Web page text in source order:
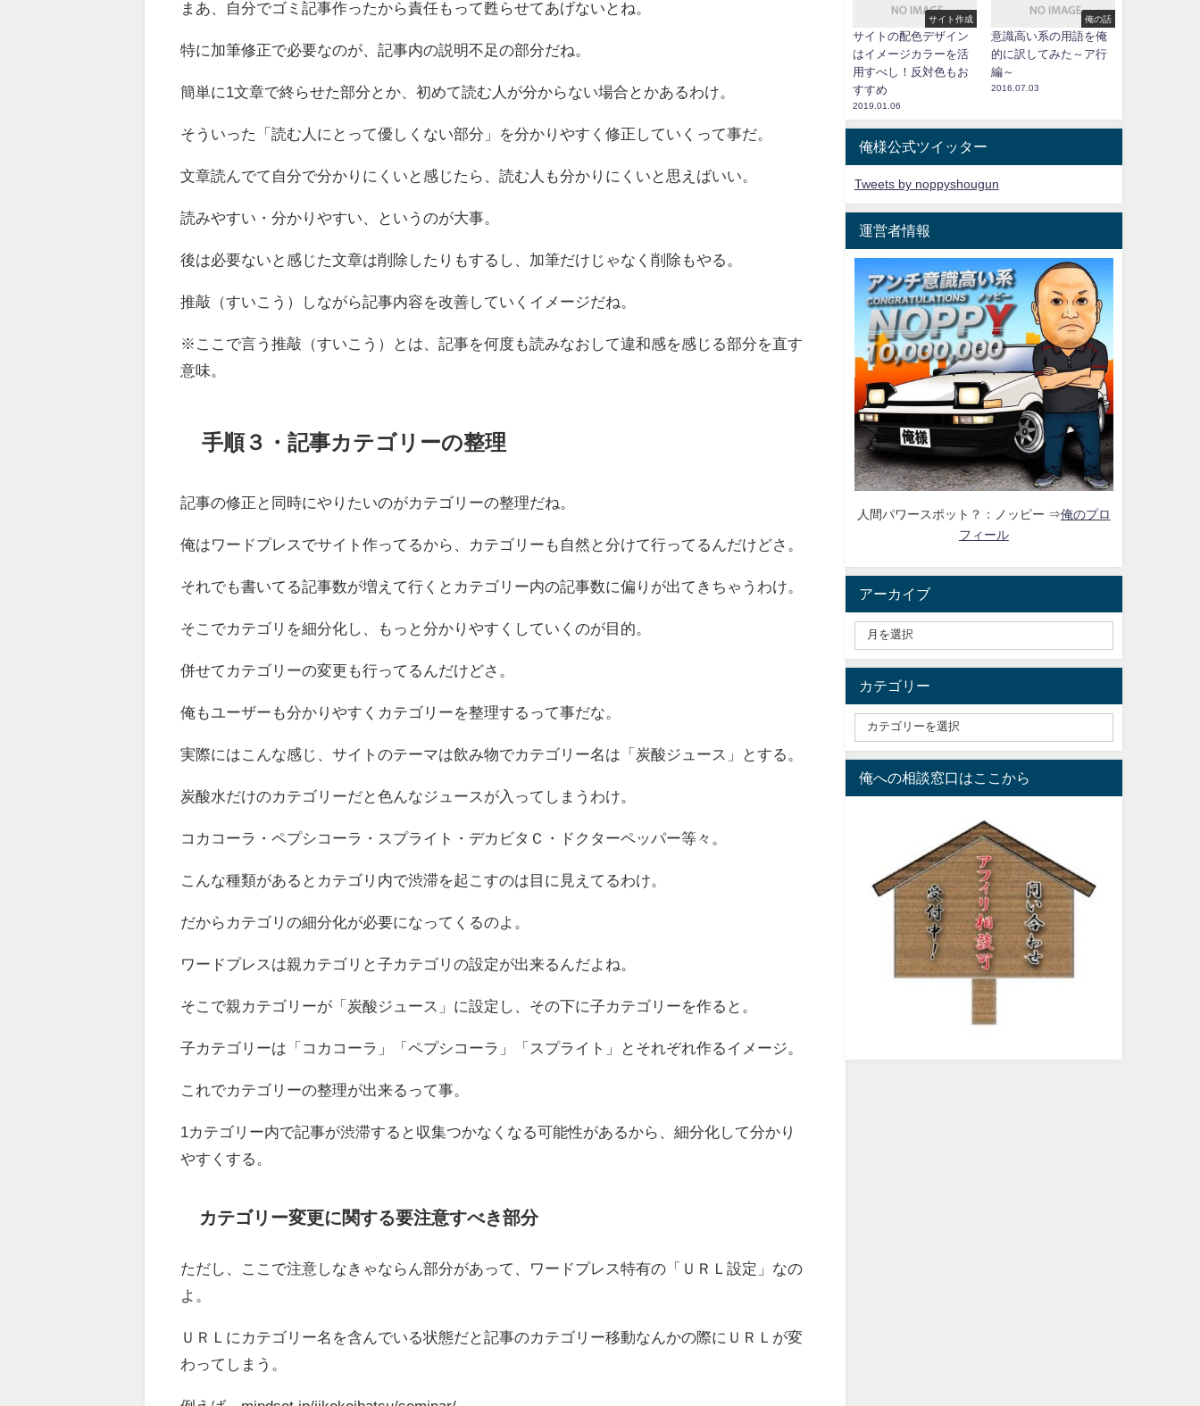
まあ、自分でゴミ記事作ったから責任もって甦らせてあげないとね。
特に加筆修正で必要なのが、記事内の説明不足の部分だね。
簡単に1文章で終らせた部分とか、初めて読む人が分からない場合とかあるわけ。
そういった「読む人にとって優しくない部分」を分かりやすく修正していくって事だ。
文章読んでて自分で分かりにくいと感じたら、読む人も分かりにくいと思えばいい。
読みやすい・分かりやすい、というのが大事。
後は必要ないと感じた文章は削除したりもするし、加筆だけじゃなく削除もやる。
推敲（すいこう）しながら記事内容を改善していくイメージだね。
※ここで言う推敲（すいこう）とは、記事を何度も読みなおして違和感を感じる部分を直す
意味。
手順３・記事カテゴリーの整理
記事の修正と同時にやりたいのがカテゴリーの整理だね。
俺はワードプレスでサイト作ってるから、カテゴリーも自然と分けて行ってるんだけどさ。
それでも書いてる記事数が増えて行くとカテゴリー内の記事数に偏りが出てきちゃうわけ。
そこでカテゴリを細分化し、もっと分かりやすくしていくのが目的。
併せてカテゴリーの変更も行ってるんだけどさ。
俺もユーザーも分かりやすくカテゴリーを整理するって事だな。
実際にはこんな感じ、サイトのテーマは飲み物でカテゴリー名は「炭酸ジュース」とする。
炭酸水だけのカテゴリーだと色んなジュースが入ってしまうわけ。
コカコーラ・ペプシコーラ・スプライト・デカビタＣ・ドクターペッパー等々。
こんな種類があるとカテゴリ内で渋滞を起こすのは目に見えてるわけ。
だからカテゴリの細分化が必要になってくるのよ。
ワードプレスは親カテゴリと子カテゴリの設定が出来るんだよね。
そこで親カテゴリーが「炭酸ジュース」に設定し、その下に子カテゴリーを作ると。
子カテゴリーは「コカコーラ」「ペプシコーラ」「スプライト」とそれぞれ作るイメージ。
これでカテゴリーの整理が出来るって事。
1カテゴリー内で記事が渋滞すると収集つかなくなる可能性があるから、細分化して分かり
やすくする。
カテゴリー変更に関する要注意すべき部分
ただし、ここで注意しなきゃならん部分があって、ワードプレス特有の「ＵＲＬ設定」なの
よ。
ＵＲＬにカテゴリー名を含んでいる状態だと記事のカテゴリー移動なんかの際にＵＲＬが変
わってしまう。
サイト作成
サイトの配色デザイン
はイメージカラーを活
用すべし！反対色もお
すすめ
2019.01.06
俺の話
意識高い系の用語を俺
的に訳してみた～ア行
編～
2016.07.03
俺様公式ツイッター
Tweets by noppyshougun
運営者情報
人間パワースポット？：ノッピー ⇒俺のプロ
フィール
アーカイブ
カテゴリー
俺への相談窓口はここから